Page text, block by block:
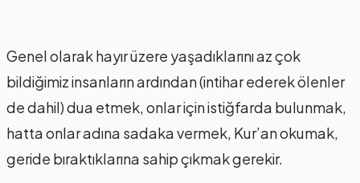
Genel olarak hayır üzere yaşadıklarını az çok
bildiğimiz insanların ardından (intihar ederek ölenler
de dahil) dua etmek, onlar için istiğfarda bulunmak,
hatta onlar adına sadaka vermek, Kur’an okumak,
geride bıraktıklarına sahip çıkmak gerekir.